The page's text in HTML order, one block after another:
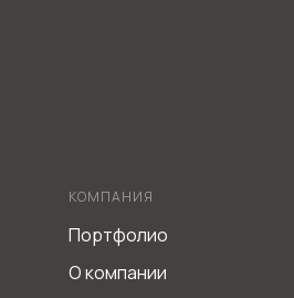
КОМПАНИЯ
Портфолио
О компании